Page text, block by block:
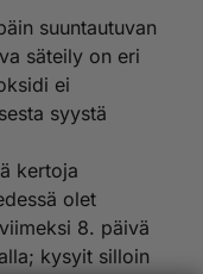
suuntautuvan
säteily on eri
ei
syystä
kertoja
olet
8. päivä
kysyit silloin